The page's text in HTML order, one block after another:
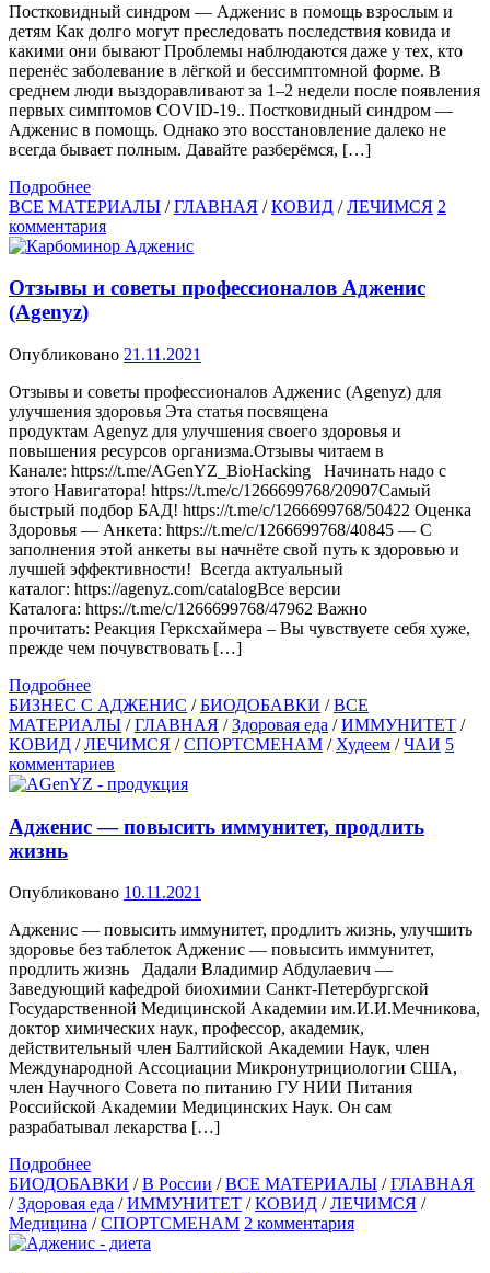
Постковидный синдром — Адженис в помощь взрослым и
детям Как долго могут преследовать последствия ковида и
какими они бывают Проблемы наблюдаются даже у тех, кто
перенёс заболевание в лёгкой и бессимптомной форме. В
среднем люди выздоравливают за 1–2 недели после появления
первых симптомов COVID‑19.. Постковидный синдром —
Адженис в помощь. Однако это восстановление далеко не
всегда бывает полным. Давайте разберёмся, […]
Подробнее
ВСЕ МАТЕРИАЛЫ /ГЛАВНАЯ /КОВИД /ЛЕЧИМСЯ 2
комментария
Отзывы и советы профессионалов Адженис
(Agenyz)
Опубликовано 21.11.2021
Отзывы и советы профессионалов Адженис (Agenyz) для
улучшения здоровья Эта статья посвящена
продуктам Agenyz для улучшения своего здоровья и
повышения ресурсов организма.Отзывы читаем в
Канале: https://t.me/AGenYZ_BioHacking Начинать надо с
этого Навигатора! https://t.me/c/1266699768/20907Самый
быстрый подбор БАД! https://t.me/c/1266699768/50422 Оценка
Здоровья — Анкета: https://t.me/c/1266699768/40845 — С
заполнения этой анкеты вы начнёте свой путь к здоровью и
лучшей эффективности! Всегда актуальный
каталог: https://agenyz.com/catalogВсе версии
Каталога: https://t.me/c/1266699768/47962 Важно
прочитать: Реакция Герксхаймера – Вы чувствуете себя хуже,
прежде чем почувствовать […]
Подробнее
БИЗНЕС С АДЖЕНИС /БИОДОБАВКИ /ВСЕ
МАТЕРИАЛЫ /ГЛАВНАЯ /Здоровая еда /ИММУНИТЕТ /
КОВИД /ЛЕЧИМСЯ /СПОРТСМЕНАМ / Худеем /ЧАИ 5
комментариев
Адженис — повысить иммунитет, продлить
жизнь
Опубликовано 10.11.2021
Адженис — повысить иммунитет, продлить жизнь, улучшить
здоровье без таблеток Адженис — повысить иммунитет,
продлить жизнь Дадали Владимир Абдулаевич —
Заведующий кафедрой биохимии Санкт-Петербургской
Государственной Медицинской Академии им.И.И.Мечникова,
доктор химических наук, профессор, академик,
действительный член Балтийской Академии Наук, член
Международной Ассоциации Микронутрициологии США,
член Научного Совета по питанию ГУ НИИ Питания
Российской Академии Медицинских Наук. Он сам
разрабатывал лекарства […]
Подробнее
БИОДОБАВКИ /В России /ВСЕ МАТЕРИАЛЫ /ГЛАВНАЯ
/Здоровая еда /ИММУНИТЕТ /КОВИД /ЛЕЧИМСЯ /
Медицина /СПОРТСМЕНАМ 2 комментария